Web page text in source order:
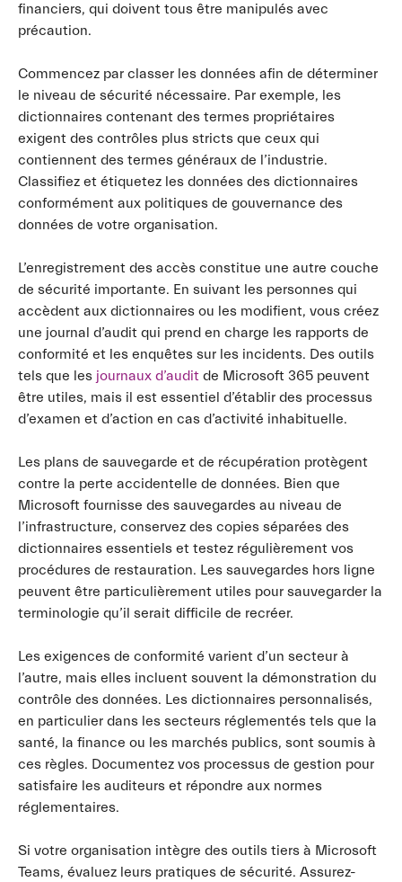
financiers, qui doivent tous être manipulés avec
précaution.
Commencez par classer les données afin de déterminer
le niveau de sécurité nécessaire. Par exemple, les
dictionnaires contenant des termes propriétaires
exigent des contrôles plus stricts que ceux qui
contiennent des termes généraux de l’industrie.
Classifiez et étiquetez les données des dictionnaires
conformément aux politiques de gouvernance des
données de votre organisation.
L’enregistrement des accès constitue une autre couche
de sécurité importante. En suivant les personnes qui
accèdent aux dictionnaires ou les modifient, vous créez
une journal d’audit qui prend en charge les rapports de
conformité et les enquêtes sur les incidents. Des outils
tels que les journaux d’audit de Microsoft 365 peuvent
être utiles, mais il est essentiel d’établir des processus
d’examen et d’action en cas d’activité inhabituelle.
Les plans de sauvegarde et de récupération protègent
contre la perte accidentelle de données. Bien que
Microsoft fournisse des sauvegardes au niveau de
l’infrastructure, conservez des copies séparées des
dictionnaires essentiels et testez régulièrement vos
procédures de restauration. Les sauvegardes hors ligne
peuvent être particulièrement utiles pour sauvegarder la
terminologie qu’il serait difficile de recréer.
Les exigences de conformité varient d’un secteur à
l’autre, mais elles incluent souvent la démonstration du
contrôle des données. Les dictionnaires personnalisés,
en particulier dans les secteurs réglementés tels que la
santé, la finance ou les marchés publics, sont soumis à
ces règles. Documentez vos processus de gestion pour
satisfaire les auditeurs et répondre aux normes
réglementaires.
Si votre organisation intègre des outils tiers à Microsoft
Teams, évaluez leurs pratiques de sécurité. Assurez-